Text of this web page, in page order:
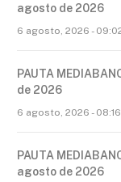
agosto de 2026
6 agosto, 2026 -
PAUTA
de 2026
6 agosto, 2026 - 08:16
PAUTA
agosto de 2026